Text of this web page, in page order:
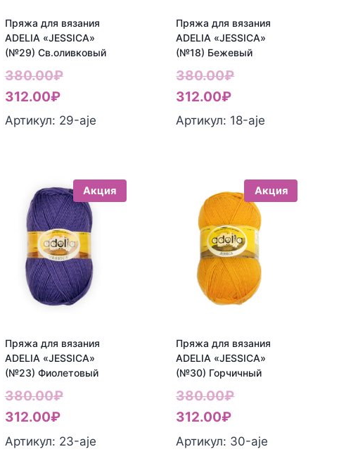
Пряжа для вязания
ADELIA «JESSICA»
(№29) Св.оливковый
380.00₽Первоначальная
составляла
312.00₽Текущая
цена:
Артикул: 29-aje
Пряжа для вязания
ADELIA «JESSICA»
(№18) Бежевый
380.00₽Первоначальная
составляла
312.00₽Текущая
цена:
Артикул: 18-aje
Акция
Пряжа для вязания
ADELIA «JESSICA»
(№23) Фиолетовый
380.00₽Первоначальная
составляла
312.00₽Текущая
цена:
Артикул: 23-aje
Акция
Пряжа для вязания
ADELIA «JESSICA»
(№30) Горчичный
380.00₽Первоначальная
составляла
312.00₽Текущая
цена:
Артикул: 30-aje